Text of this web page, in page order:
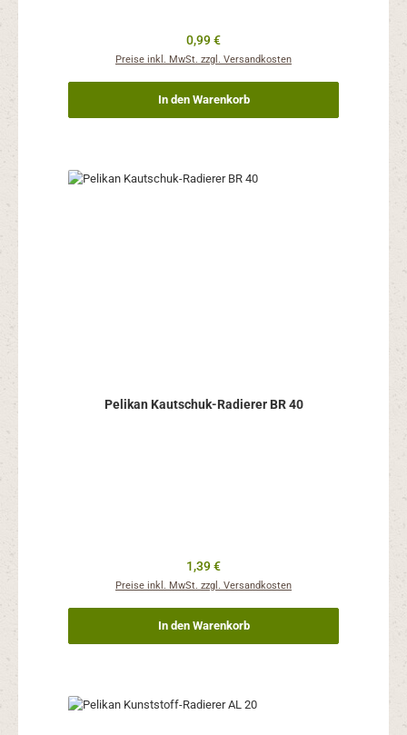
Regulärer Preis:
0,99 €
Preise inkl. MwSt. zzgl. Versandkosten
In den Warenkorb
Pelikan Kautschuk-Radierer BR 40
Regulärer Preis:
1,39 €
Preise inkl. MwSt. zzgl. Versandkosten
In den Warenkorb